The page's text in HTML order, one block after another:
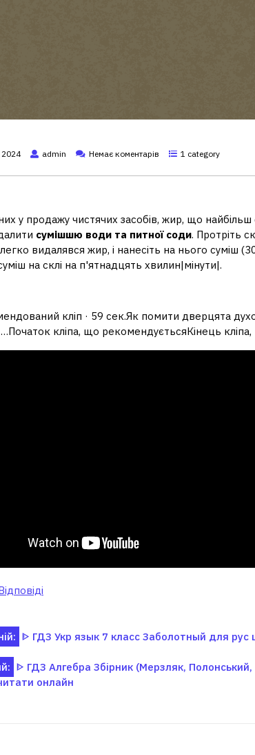
2024 admin Немає коментарів 1 category
у продажу чистячих засобів, жир, що
сумішшю води та питної соди. Протріть
видалявся жир, і нанесіть на нього суміш
на склі на п'ятнадцять хвилин|мінути|.
кліп · 59 сек.Як помити дверцята
…Початок кліпа, що рекомендуєтьсяКінець
ᐈ ГДЗ Укр язык 7 класс Заболотный для рус
ᐈ ГДЗ Алгебра Збірник (Мерзляк, Полонський,
онлайн